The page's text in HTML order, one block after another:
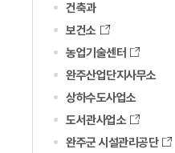
건축과
보건소
농업기술센터
완주산업단지사무소
상하수도사업소
도서관사업소
완주군 시설관리공단